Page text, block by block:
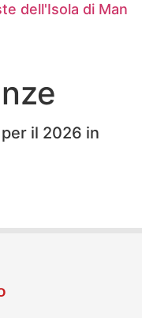
dell'Isola di Man
il 2026 in